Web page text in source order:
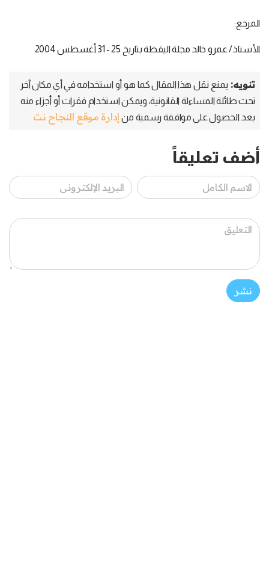
المرجع:
الأستاذ/ عمرو خالد مجلة اليقظة بتاريخ 25 - 31 أغسطس 2004
تنويه: يمنع نقل هذا المقال كما هو أو استخدامه في أي مكان آخر
تحت طائلة المساءلة القانونية، ويمكن استخدام فقرات أو أجزاء منه
بعد الحصول على موافقة رسمية من إدارة موقع النجاح نت
أضف تعليقاً
نشر